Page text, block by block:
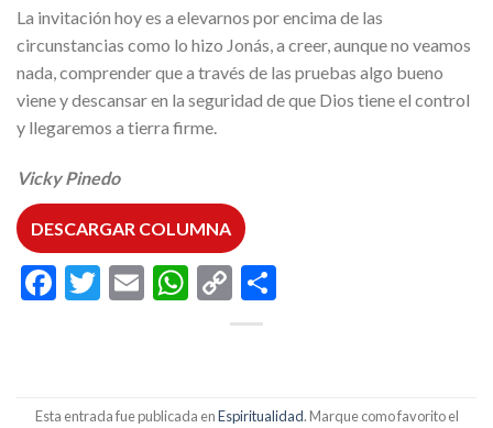
La invitación hoy es a elevarnos por encima de las
circunstancias como lo hizo Jonás, a creer, aunque no veamos
nada, comprender que a través de las pruebas algo bueno
viene y descansar en la seguridad de que Dios tiene el control
y llegaremos a tierra firme.
Vicky Pinedo
DESCARGAR COLUMNA
Facebook
Twitter
EmailWhatsApp
Copy
Link
Esta entrada fue publicada enEspiritualidad. Marque como favorito el